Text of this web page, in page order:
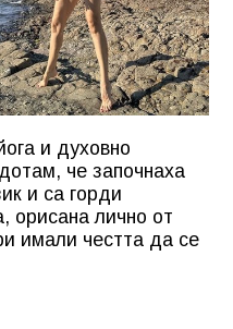
и духовно
че започнаха
и са горди
орисана лично от
имали честта да се